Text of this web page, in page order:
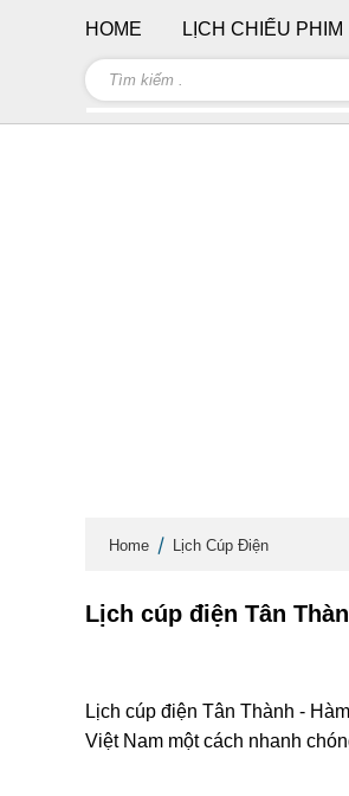
Home Lịch Cúp Điện
Lịch cúp điện Tân
Lịch cúp điện Tân Thành -
Việt Nam một cách nhanh
HOME LỊCH CHIẾU PHIM